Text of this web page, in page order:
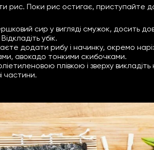
рис. Поки рис остигає, приступайте до
сир у вигляді смужок, досить
убік.
додати рибу і начинку, окремо
авокадо тонкими скибочками.
плівкою і зверху
частини.